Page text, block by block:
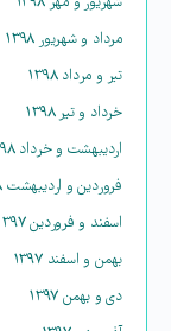
مرداد و شهریور ۱۳۹۸
تیر و مرداد ۱۳۹۸
خرداد و تیر ۱۳۹۸
اردیبهشت و خرداد ۱۳۹۸
فروردین و اردیبهشت ۱۳۹۸
اسفند و فروردین ۱۳۹۷
بهمن و اسفند ۱۳۹۷
دی و بهمن ۱۳۹۷